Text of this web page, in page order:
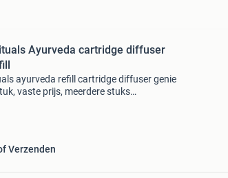
Ayurveda cartridge diffuser
ayurveda refill cartridge diffuser genie
vaste prijs, meerdere stuks
Verzenden